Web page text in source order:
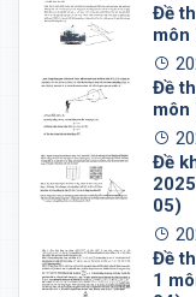
Đề
môn
Đề
môn
Đề
05)
Đề
1